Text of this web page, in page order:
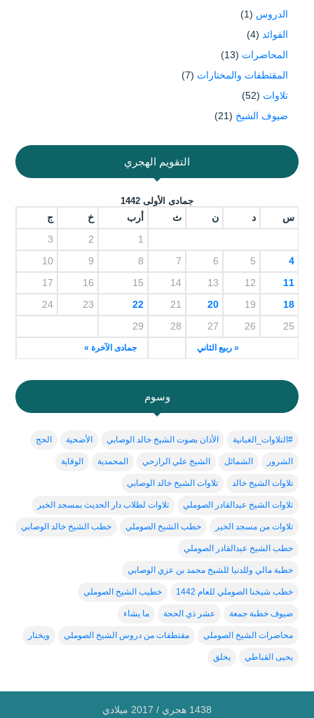
الدروس (1)
الفوائد (4)
المحاضرات (13)
المقتطفات والمختارات (7)
تلاوات (52)
ضيوف الشيخ (21)
التقويم الهجري
جمادى الأولى 1442
س د ن ث أرب خ ج
« ربيع الثاني جمادى الآخرة »
1
2
3
4
5
6
7
8
9
10
11
12
13
14
15
16
17
18
19
20
21
22
23
24
25
26
27
28
29
وسوم
#التلاوات_الغبانية الأذان بصوت الشيخ خالد الوصابي الأضحية الحج
الشرور الشمائل الشيخ علي الرازحي المحمدية الوقاية
تلاوات الشيخ خالد تلاوات الشيخ خالد الوصابي
تلاوات الشيخ عبدالقادر الصوملي تلاوات لطلاب دار الحديث بمسجد الخير
تلاوات من مسجد الخير خطب الشيخ الصوملي خطب الشيخ خالد الوصابي
خطب الشيخ عبدالقادر الصوملي
خطبة مالي وللدنيا للشيخ محمد بن عزي الوصابي
خطب شيخنا الصوملي للعام 1442 خطيب الشيخ الصوملي
ضيوف خطبة جمعة عشر ذي الحجة ما يشاء
محاضرات الشيخ الصوملي مقتطفات من دروس الشيخ الصوملي ويختار
يحيى القباطي يخلق
1438 هجري / 2017 ميلادي